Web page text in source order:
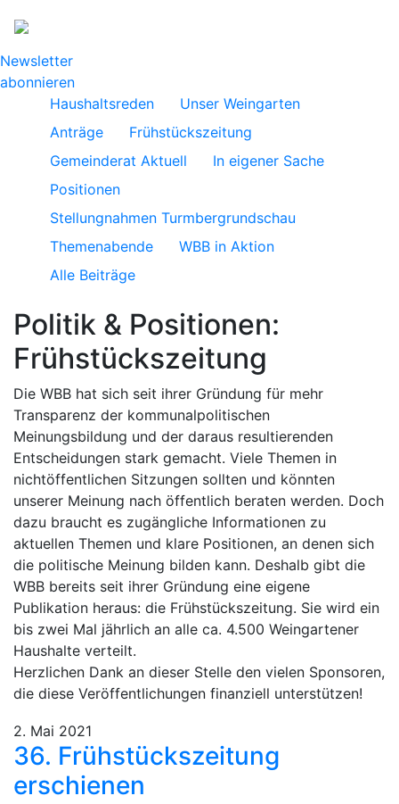
Newsletter
abonnieren
Haushaltsreden
Unser Weingarten
Anträge
Frühstückszeitung
Gemeinderat Aktuell
In eigener Sache
Positionen
Stellungnahmen Turmbergrundschau
Themenabende
WBB in Aktion
Alle Beiträge
Politik & Positionen:
Frühstückszeitung
Die WBB hat sich seit ihrer Gründung für mehr
Transparenz der kommunalpolitischen
Meinungsbildung und der daraus resultierenden
Entscheidungen stark gemacht. Viele Themen in
nichtöffentlichen Sitzungen sollten und könnten
unserer Meinung nach öffentlich beraten werden. Doch
dazu braucht es zugängliche Informationen zu
aktuellen Themen und klare Positionen, an denen sich
die politische Meinung bilden kann. Deshalb gibt die
WBB bereits seit ihrer Gründung eine eigene
Publikation heraus: die Frühstückszeitung. Sie wird ein
bis zwei Mal jährlich an alle ca. 4.500 Weingartener
Haushalte verteilt.
Herzlichen Dank an dieser Stelle den vielen Sponsoren,
die diese Veröffentlichungen finanziell unterstützen!
2. Mai 2021
36. Frühstückszeitung
erschienen